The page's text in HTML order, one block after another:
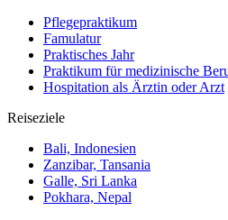
Pflegepraktikum
Famulatur
Praktisches Jahr
Praktikum für medizinische
Hospitation als Ärztin oder Arzt
Reiseziele
Bali, Indonesien
Zanzibar, Tansania
Galle, Sri Lanka
Pokhara, Nepal